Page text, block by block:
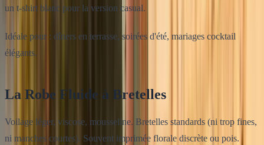
un t-shirt blanc pour la version casual.
Idéale pour : dîners en terrasse, soirées d'été, mariages cocktail
élégants.
La Robe Fluide à Bretelles
Voilage léger, viscose, mousseline. Bretelles standards (ni trop fines,
ni manches courtes). Souvent imprimée florale discrète ou pois.